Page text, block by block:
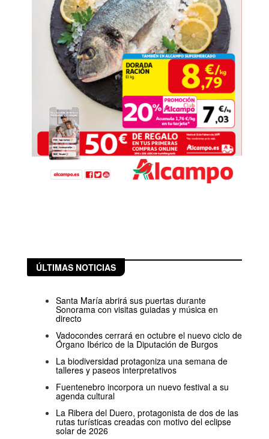
ÚLTIMAS NOTICIAS
Santa María abrirá sus puertas durante
Sonorama con visitas guiadas y música en
directo
Vadocondes cerrará en octubre el nuevo ciclo de
Órgano Ibérico de la Diputación de Burgos
La biodiversidad protagoniza una semana de
talleres y paseos interpretativos
Fuentenebro incorpora un nuevo festival a su
agenda cultural
La Ribera del Duero, protagonista de dos de las
rutas turísticas creadas con motivo del eclipse
solar de 2026